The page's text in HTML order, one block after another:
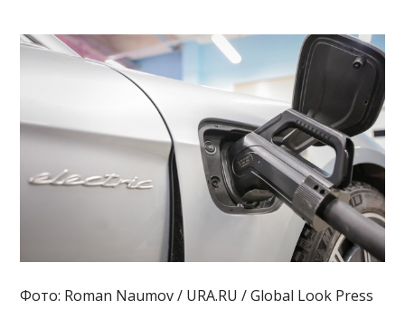
Фото: Roman Naumov / URA.RU / Global Look Press